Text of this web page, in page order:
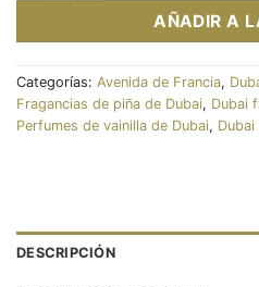
AÑADIR A
Categorías: Avenida de Francia,
Fragancias de piña de Dubai, Dubai
Perfumes de vainilla de Dubai,
DESCRIPCIÓN